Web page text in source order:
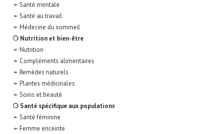
➛ Santé mentale
➛ Santé au travail
➛ Médecine du sommeil
❍ Nutrition et bien-être
➛ Nutrition
➛ Compléments alimentaires
➛ Remèdes naturels
➛ Plantes médicinales
➛ Soins et beauté
❍ Santé spécifique aux populations
➛ Santé féminine
➛ Femme enceinte